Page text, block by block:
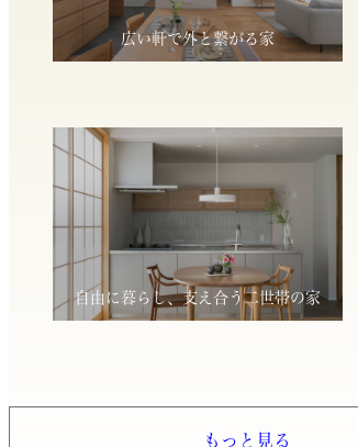
広い軒で外と繋がる家
自由に暮らし、支え合う二世帯の家
もっと見る